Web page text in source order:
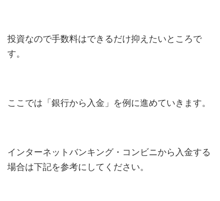
投資なので手数料はできるだけ抑えたいところで
す。
ここでは「銀行から入金」を例に進めていきます。
インターネットバンキング・コンビニから入金する
場合は下記を参考にしてください。